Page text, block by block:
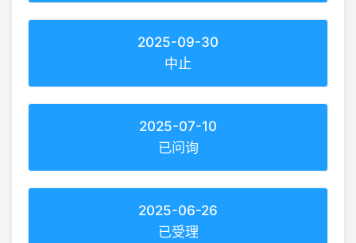
2025-09-30
中止
2025-07-10
已问询
2025-06-26
已受理